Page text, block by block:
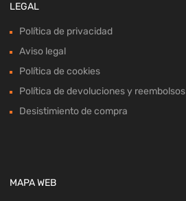
LEGAL
Política de privacidad
Aviso legal
Política de cookies
Política de devoluciones y reembolsos
Desistimiento de compra
MAPA WEB